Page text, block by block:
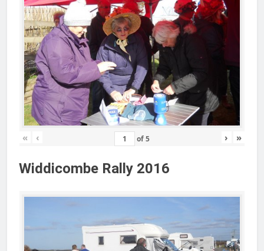
« ‹ of5 › »
Widdicombe Rally 2016